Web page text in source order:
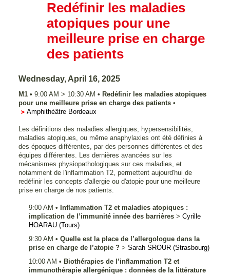
Redéfinir les maladies
atopiques pour une
meilleure prise en charge
des patients
Wednesday, April 16, 2025
M1 • 9:00 AM > 10:30 AM • Redéfinir les maladies atopiques
pour une meilleure prise en charge des patients •
Amphithéâtre Bordeaux
Les définitions des maladies allergiques, hypersensibilités,
maladies atopiques, ou même anaphylaxies ont été définies à
des époques différentes, par des personnes différentes et des
équipes différentes. Les dernières avancées sur les
mécanismes physiopathologiques sur ces maladies, et
notamment de l'inflammation T2, permettent aujourd'hui de
redéfinir les concepts d'allergie ou d'atopie pour une meilleure
prise en charge de nos patients.
9:00 AM • Inflammation T2 et maladies atopiques :
implication de l’immunité innée des barrières > Cyrille
HOARAU (Tours)
9:30 AM • Quelle est la place de l’allergologue dans la
prise en charge de l’atopie ? > Sarah SROUR (Strasbourg)
10:00 AM • Biothérapies de l’inflammation T2 et
immunothérapie allergénique : données de la littérature